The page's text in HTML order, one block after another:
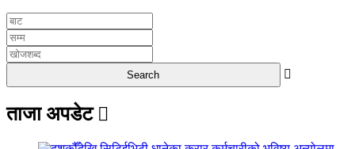
ताजा अपडेट